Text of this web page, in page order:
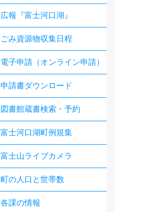
広報『富士河口湖』
ごみ資源物収集日程
電子申請（オンライン申請）
申請書ダウンロード
図書館蔵書検索・予約
富士河口湖町例規集
富士山ライブカメラ
町の人口と世帯数
各課の情報